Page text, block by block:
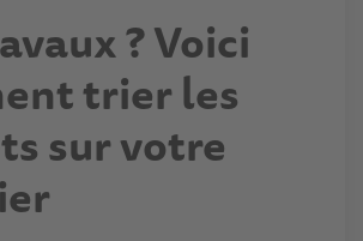
? Voici
trier les
sur votre